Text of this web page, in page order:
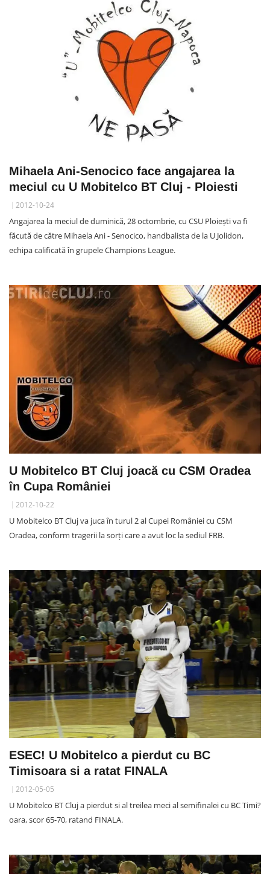
Mihaela Ani-Senocico face angajarea la
meciul cu U Mobitelco BT Cluj - Ploiesti
2012-10-24
Angajarea la meciul de duminică, 28 octombrie, cu CSU Ploiești va fi
făcută de către Mihaela Ani - Senocico, handbalista de la U Jolidon,
echipa calificată în grupele Champions League.
U Mobitelco BT Cluj joacă cu CSM Oradea
în Cupa României
2012-10-22
U Mobitelco BT Cluj va juca în turul 2 al Cupei României cu CSM
Oradea, conform tragerii la sorți care a avut loc la sediul FRB.
ESEC! U Mobitelco a pierdut cu BC
Timisoara si a ratat FINALA
2012-05-05
U Mobitelco BT Cluj a pierdut si al treilea meci al semifinalei cu BC Timi?
oara, scor 65-70, ratand FINALA.